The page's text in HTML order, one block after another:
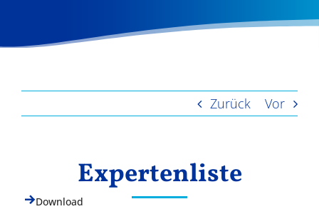
Zurück Vor
Expertenliste
Download